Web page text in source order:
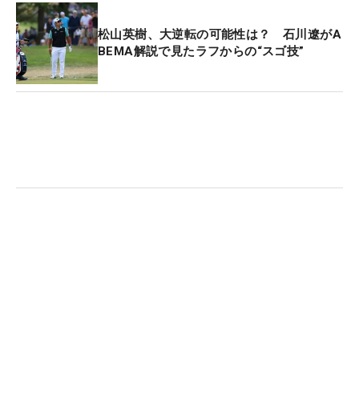
ごかったよ」。ピン左奥の5.5メートルにオン。ウィ
ルも「 全米オープンの歴史に残る」と称賛の言葉を
贈るしかないほどの、完璧なショットだった。そし
てウィルの2打目はマシューのやや内側、カップま
松山英樹、大逆転の可能性は？ 石川遼がA
BEMA解説で見たラフからの“スゴ技”